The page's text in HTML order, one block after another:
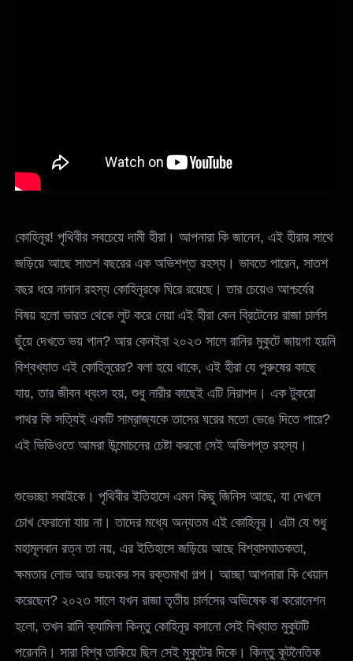
কোহিনূর! পৃথিবীর সবচেয়ে দামী হীরা। আপনারা কি জানেন, এই হীরার সাথে
জড়িয়ে আছে সাতশ বছরের এক অভিশপ্ত রহস্য। ভাবতে পারেন, সাতশ
বছর ধরে নানান রহস্য কোহিনূরকে ঘিরে রয়েছে। তার চেয়েও আশ্চর্যের
বিষয় হলো ভারত থেকে লুট করে নেয়া এই হীরা কেন ব্রিটেনের রাজা চার্লস
ছুঁয়ে দেখতে ভয় পান? আর কেনইবা ২০২৩ সালে রানির মুকুটে জায়গা হয়নি
বিশ্বখ্যাত এই কোহিনূরের? বলা হয়ে থাকে, এই হীরা যে পুরুষের কাছে
যায়, তার জীবন ধ্বংস হয়, শুধু নারীর কাছেই এটি নিরাপদ। এক টুকরো
পাথর কি সত্যিই একটি সাম্রাজ্যকে তাসের ঘরের মতো ভেঙে দিতে পারে?
এই ভিডিওতে আমরা উন্মোচনের চেষ্টা করবো সেই অভিশপ্ত রহস্য।
শুভেচ্ছা সবাইকে। পৃথিবীর ইতিহাসে এমন কিছু জিনিস আছে, যা দেখলে
চোখ ফেরানো যায় না। তাদের মধ্যে অন্যতম এই কোহিনূর। এটা যে শুধু
মহামূলবান রত্ন তা নয়, এর ইতিহাসে জড়িয়ে আছে বিশ্বাসঘাতকতা,
ক্ষমতার লোভ আর ভয়ংকর সব রক্তমাখা গল্প। আচ্ছা আপনারা কি খেয়াল
করেছেন? ২০২৩ সালে যখন রাজা তৃতীয় চার্লসের অভিষেক বা করোনেশন
হলো, তখন রানি ক্যামিলা কিন্তু কোহিনূর বসানো সেই বিখ্যাত মুকুটটি
পরেননি। সারা বিশ্ব তাকিয়ে ছিল সেই মুকুটের দিকে। কিন্তু কূটনৈতিক